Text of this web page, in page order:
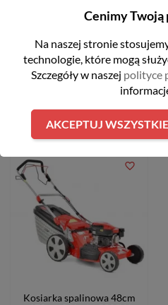
WYPRZEDAŻ
Kosiarka spalinowa 48cm
favorite_border
Cenimy
Na naszej stronie
technologie, które mogą
Szczegóły w naszej polityce
AKCEPTUJ WSZYSTKIE